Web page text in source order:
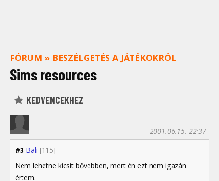
FÓRUM » BESZÉLGETÉS A JÁTÉKOKRÓL
Sims resources
KEDVENCEKHEZ
#3 Bali [115]
2001.06.15. 22:37
Nem lehetne kicsit bővebben, mert én ezt nem igazán
értem.